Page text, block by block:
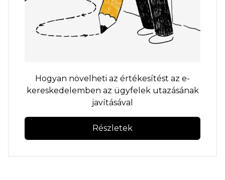
Hogyan növelheti az értékesítést az e-
kereskedelemben az ügyfelek utazásának
javításával
Részletek